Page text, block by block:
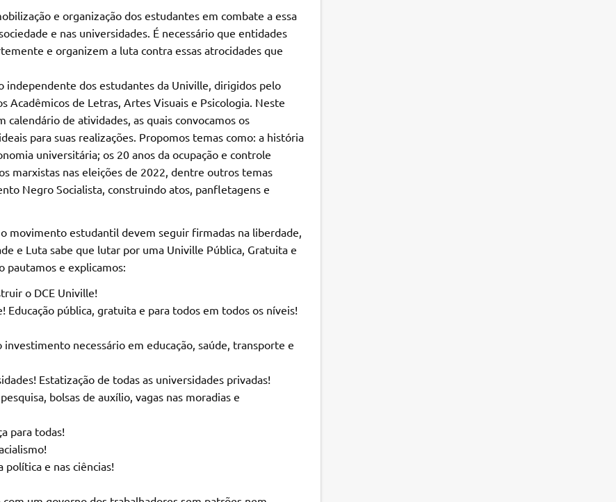
e organização dos estudantes em combate a essa
e nas universidades. É necessário que entidades
e organizem a luta contra essas atrocidades que
independente dos estudantes da Univille, dirigidos pelo
Acadêmicos de Letras, Artes Visuais e Psicologia. Neste
de atividades, as quais convocamos os
para suas realizações. Propomos temas como: a história
universitária; os 20 anos da ocupação e controle
marxistas nas eleições de 2022, dentre outros temas
Negro Socialista, construindo atos, panfletagens e
movimento estudantil devem seguir firmadas na liberdade,
e Luta sabe que lutar por uma Univille Pública, Gratuita e
pautamos e explicamos:
o DCE Univille!
Educação pública, gratuita e para todos em todos os níveis!
necessário em educação, saúde, transporte e
Estatização de todas as universidades privadas!
bolsas de auxílio, vagas nas moradias e
para todas!
política e nas ciências!